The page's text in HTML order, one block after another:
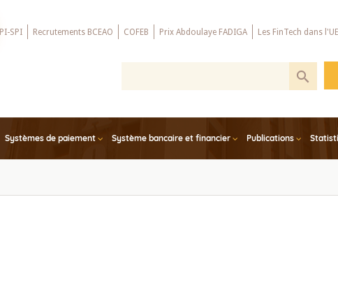
PI-SPI Recrutements BCEAO COFEB Prix Abdoulaye FADIGA Les FinTech dans
Systèmes de paiement Système bancaire et financier Publications